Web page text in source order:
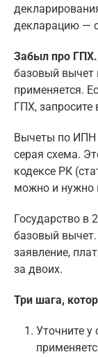
декларацию —
Забыл про ГПХ.
базовый вычет
применяется.
ГПХ,
Вычеты по ИПН
серая схема.
кодексе РК
можно и нужно
Государство в
базовый вычет.
заявление,
за двоих.
Три шага,
Уточните у